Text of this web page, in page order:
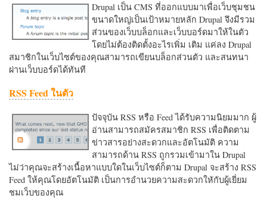
Drupal เป็น CMS ที่ออกแบบมาเพื่อเว็บชุมชน
ขนาดใหญ่เป็นเป้าหมายหลัก Drupal จึงมีรวม
ส่วนของเว็บบล็อกและเว็บบอร์ดมาให้ในตัว
โดยไม่ต้องติดตั้งอะไรเพิ่ม เติม แค่ลง Drupal
สมาชิกในเว็บไซต์ของคุณสามารถเขียนบล็อกส่วนตัว และสนทนา
ผ่านเว็บบอร์ดได้ทันที
RSS Feed ในตัว
ปัจจุบัน RSS หรือ Feed ได้รับความนิยมมาก ผู้
อ่านสามารถสมัครสมาชิก RSS เพื่อติดตาม
ข่าวสารอย่างสะดวกและอัตโนมัติ ความ
สามารถด้าน RSS ถูกรวมเข้ามาใน Drupal
ไม่ว่าคุณจะสร้างเนื้อหาแบบใดในเว็บไซต์ก็ตาม Drupal จะสร้าง RSS
Feed ให้คุณโดยอัตโนมัติ เป็นการอำนวยความสะดวกใหักับผู้เยี่ยม
ชมเว็บของคุณ